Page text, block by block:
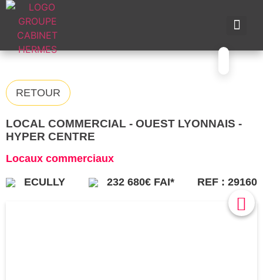
RETOUR
LOCAL COMMERCIAL - OUEST LYONNAIS -
HYPER CENTRE
Locaux commerciaux
ECULLY
232 680€ FAI* REF : 29160